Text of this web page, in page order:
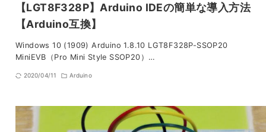
【LGT8F328P】Arduino IDEの簡単な導入方法
【Arduino互換】
Windows 10 (1909) Arduino 1.8.10 LGT8F328P-SSOP20
MiniEVB（Pro Mini Style SSOP20）…
2020/04/11 Arduino